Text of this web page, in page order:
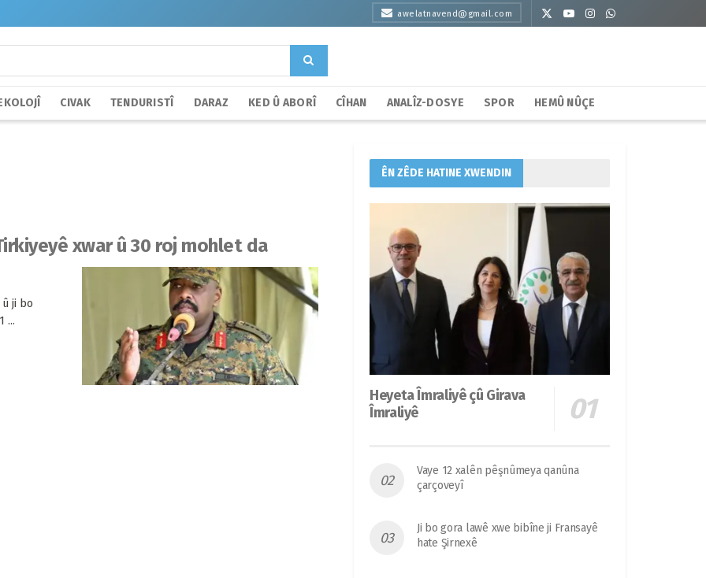
awelatnavend@gmail.com
CIVAK TENDURISTÎ DARAZ KED Û ABORÎ CÎHAN ANALÎZ-DOSYE SPOR HEMÛ NÛÇE
xwar û 30 roj mohlet da
ji bo
...
ÊN ZÊDE HATINE XWENDIN
Heyeta Îmraliyê çû Girava
Îmraliyê
Vaye 12 xalên pêşnûmeya qanûna
çarçoveyî
Ji bo gora lawê xwe bibîne ji Fransayê
hate Şirnexê